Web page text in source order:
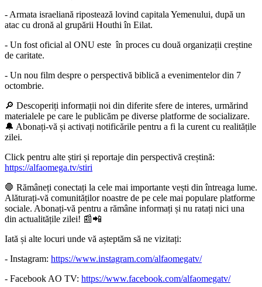
- Armata israeliană ripostează lovind capitala Yemenului, după un
atac cu dronă al grupării Houthi în Eilat.
- Un fost oficial al ONU este în proces cu două organizații creștine
de caritate.
- Un nou film despre o perspectivă biblică a evenimentelor din 7
octombrie.
🔎 Descoperiți informații noi din diferite sfere de interes, urmărind
materialele pe care le publicăm pe diverse platforme de socializare.
🔔 Abonați-vă și activați notificările pentru a fi la curent cu realitățile
zilei.
Click pentru alte știri și reportaje din perspectivă creștină:
https://alfaomega.tv/stiri
🛑 Rămâneți conectați la cele mai importante vești din întreaga lume.
Alăturați-vă comunităților noastre de pe cele mai populare platforme
sociale. Abonați-vă pentru a rămâne informați și nu ratați nici una
din actualitățile zilei! 📰📲
Iată și alte locuri unde vă așteptăm să ne vizitați:
- Instagram: https://www.instagram.com/alfaomegatv/
- Facebook AO TV: https://www.facebook.com/alfaomegatv/